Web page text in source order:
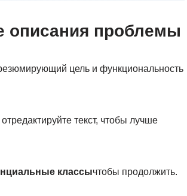
описания проблемы
цель и функциональность
текст, чтобы лучше
классычтобы продолжить.